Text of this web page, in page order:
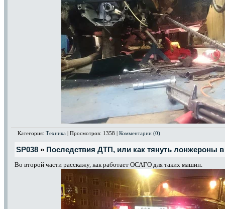
Категория: Техника | Просмотров: 1358 | Комментарии (0)
SP038 » Последствия ДТП, или как тянуть лонжероны в
Во второй части расскажу, как работает ОСАГО для таких машин.